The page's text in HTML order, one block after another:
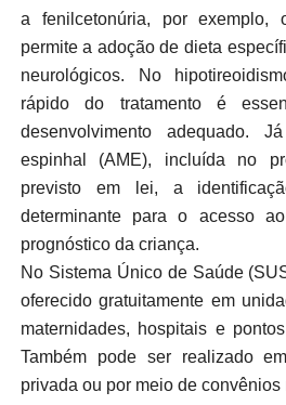
a fenilcetonúria, por exemplo,
permite a adoção de dieta
neurológicos. No
rápido do tratamento é
desenvolvimento adequado.
espinhal (AME), incluída no
previsto em lei, a
determinante para o acesso
prognóstico da criança.
No Sistema Único de Saúde
oferecido gratuitamente em
maternidades, hospitais e
Também pode ser realizado
privada ou por meio de convênios